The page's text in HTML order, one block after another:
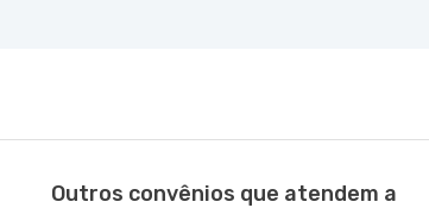
Outros convênios que atendem a